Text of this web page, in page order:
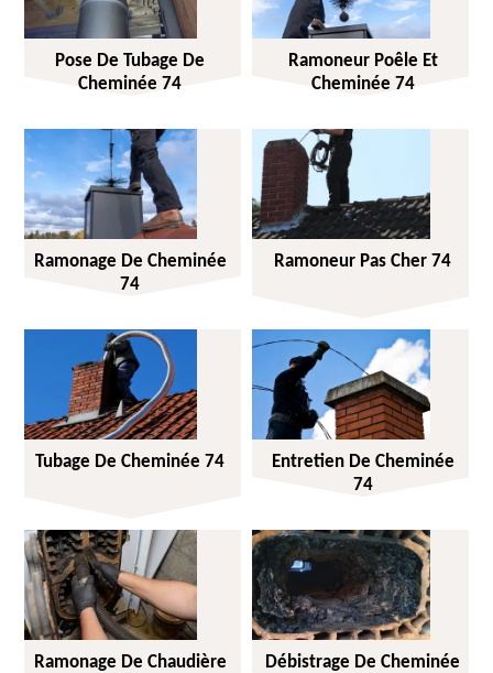
Pose De Tubage De
Cheminée 74
Ramoneur Poêle Et
Cheminée 74
Ramonage De Cheminée
74
Ramoneur Pas Cher 74
Tubage De Cheminée 74
Entretien De Cheminée
74
Ramonage De Chaudière
Débistrage De Cheminée